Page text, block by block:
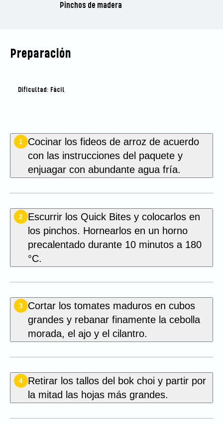
Pinchos de madera
Preparación
Dificultad: Fácil
1
Cocinar los fideos de arroz de acuerdo
con las instrucciones del paquete y
enjuagar con abundante agua fría.
2
Escurrir los Quick Bites y colocarlos en
los pinchos. Hornearlos en un horno
precalentado durante 10 minutos a 180
°C.
3
Cortar los tomates maduros en cubos
grandes y rebanar finamente la cebolla
morada, el ajo y el cilantro.
4
Retirar los tallos del bok choi y partir por
la mitad las hojas más grandes.